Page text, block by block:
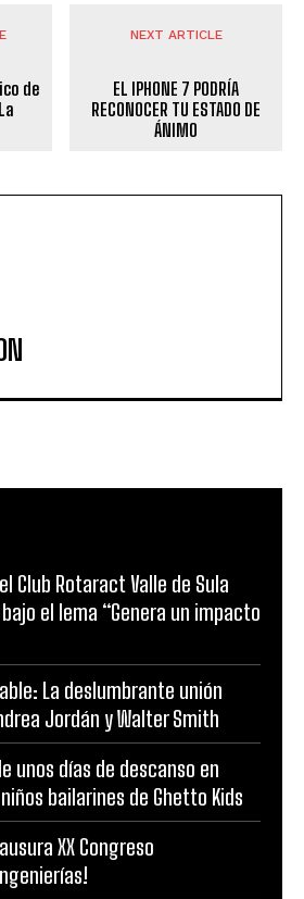
de
NEXT ARTICLE
EL IPHONE 7 PODRÍA
RECONOCER TU ESTADO DE
ÁNIMO
Club Rotaract Valle de Sula
el lema “Genera un impacto
La deslumbrante unión
Jordán y Walter Smith
unos días de descanso en
bailarines de Ghetto Kids
XX Congreso